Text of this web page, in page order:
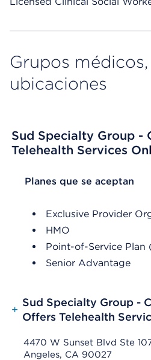
Grupos
ubicaciones
Sud Specialty Group -
Telehealth Services
List Header Planes que se
Planes que se aceptan
Exclusive Provider
HMO
Point-of-Service Plan
Senior Advantage
+
Sud Specialty Group -
Offers Telehealth
4470 W Sunset Blvd Ste
Angeles, CA 90027